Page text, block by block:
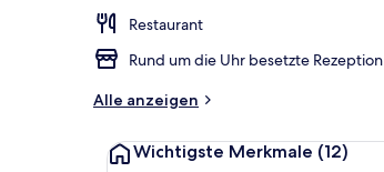
Restaurant
Rund um die Uhr besetzte Rezeption
Alle anzeigen
Wichtigste Merkmale (12)